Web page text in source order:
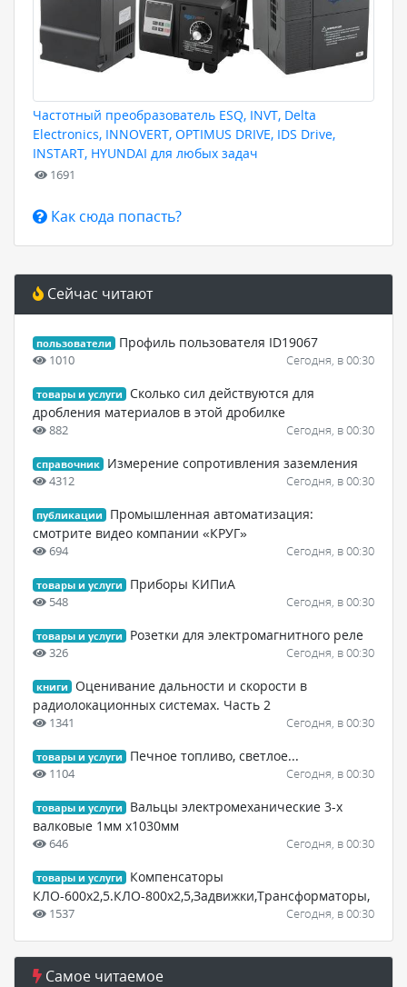
Частотный преобразователь ESQ, INVT, Delta
Electronics, INNOVERT, OPTIMUS DRIVE, IDS Drive,
INSTART, HYUNDAI для любых задач
1691
Как сюда попасть?
Сейчас читают
пользователи Профиль пользователя ID19067
1010 Сегодня, в 00:30
товары и услуги
Сколько сил действуются для
дробления материалов в этой дробилке
882 Сегодня, в 00:30
справочник Измерение сопротивления заземления
4312 Сегодня, в 00:30
публикации
Промышленная автоматизация:
смотрите видео компании «КРУГ»
694 Сегодня, в 00:30
товары и услуги Приборы КИПиА
548 Сегодня, в 00:30
товары и услуги Розетки для электромагнитного реле
326 Сегодня, в 00:30
книги
Оценивание дальности и скорости в
радиолокационных системах. Часть 2
1341 Сегодня, в 00:30
товары и услуги Печное топливо, светлое...
1104 Сегодня, в 00:30
товары и услуги
Вальцы электромеханические 3-х
валковые 1мм х1030мм
646 Сегодня, в 00:30
товары и услуги
Компенсаторы
КЛО-600х2,5.КЛО-800х2,5,Задвижки,Трансформаторы,
1537 Сегодня, в 00:30
Самое читаемое